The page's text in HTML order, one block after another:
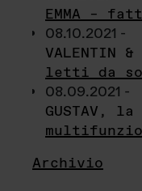
EMMA –
08.10.2021 -
VALENTIN
letti da
08.09.2021 -
GUSTAV,
Archivio